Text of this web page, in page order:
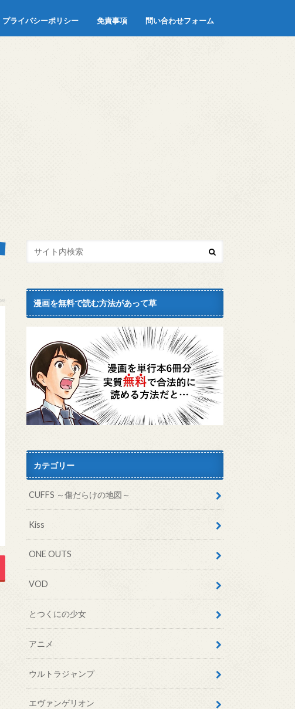
プライバシーポリシー 免責事項 問い合わせフォーム
漫画を無料で読む方法があって草
カテゴリー
CUFFS ～傷だらけの地図～
Kiss
ONE OUTS
VOD
とつくにの少女
アニメ
ウルトラジャンプ
エヴァンゲリオン